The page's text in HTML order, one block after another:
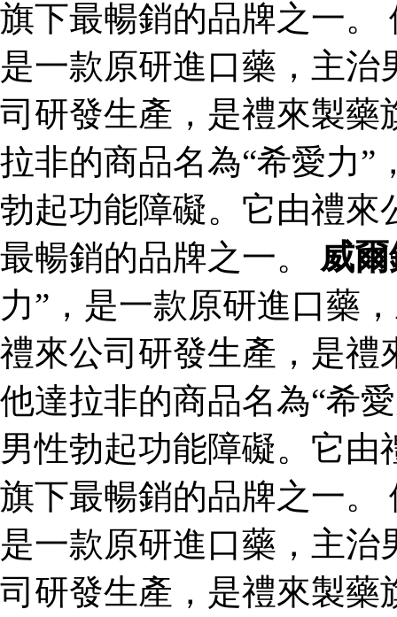
旗下最暢銷的品牌之一。
是一款原研進口藥，主
司研發生產，是禮來製藥
拉非的商品名為“希愛力”
勃起功能障礙。它由禮來
最暢銷的品牌之一。 威
力”，是一款原研進口藥
禮來公司研發生產，是禮
他達拉非的商品名為“希
男性勃起功能障礙。它
旗下最暢銷的品牌之一。
是一款原研進口藥，主
司研發生產，是禮來製藥